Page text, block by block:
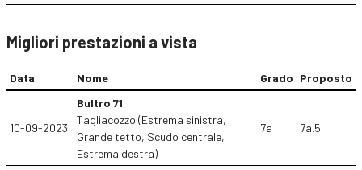
Migliori prestazioni a vista
Data Nome Grado Proposto
10-09-2023
Bultro 71
Tagliacozzo (Estrema sinistra,
Grande tetto, Scudo centrale,
Estrema destra)
7a 7a.5